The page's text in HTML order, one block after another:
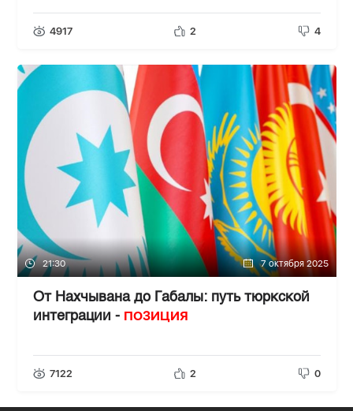
4917 2 4
21:30 7 октября 2025
От Нахчывана до Габалы: путь тюркской
интеграции - ПОЗИЦИЯ
7122 2 0